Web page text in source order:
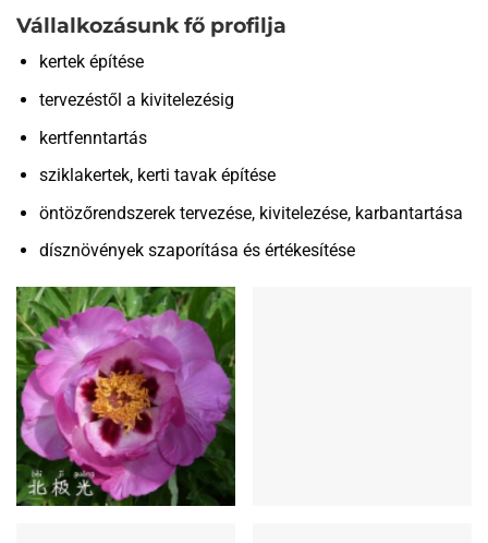
Vállalkozásunk fő profilja
kertek építése
tervezéstől a kivitelezésig
kertfenntartás
sziklakertek, kerti tavak építése
öntözőrendszerek tervezése, kivitelezése, karbantartása
dísznövények szaporítása és értékesítése